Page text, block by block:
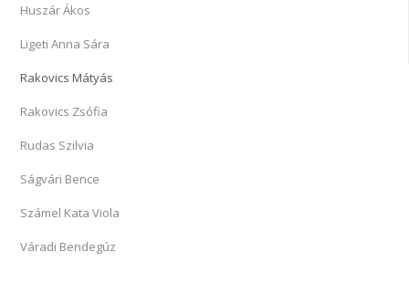
Huszár Ákos
Ligeti Anna Sára
Rakovics Mátyás
Rakovics Zsófia
Rudas Szilvia
Ságvári Bence
Számel Kata Viola
Váradi Bendegúz